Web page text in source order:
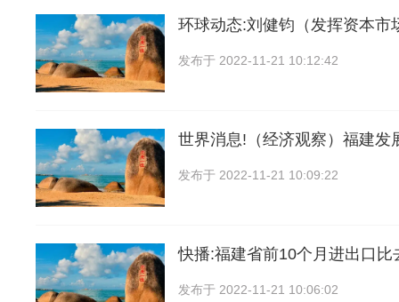
环球动态:刘健钧（发挥资本市
发布于 2022-11-21 10:12:42
世界消息!（经济观察）福建发
发布于 2022-11-21 10:09:22
快播:福建省前10个月进出口比
发布于 2022-11-21 10:06:02